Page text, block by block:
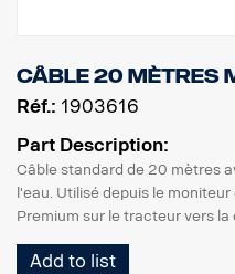
Câble 20 mètres
Réf.: 1903616
Part Description:
Câble standard de 20 mètres
l'eau. Utilisé depuis le
Premium sur le tracteur vers
Add to list